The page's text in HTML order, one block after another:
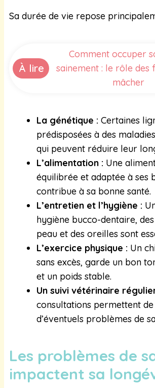
Sa durée de vie repose
À lire
Comment occuper
sainement : le rôle des
mâcher
La génétique : Certaines
prédisposées à des
qui peuvent réduire leur
L’alimentation : Une
équilibrée et adaptée à ses
contribue à sa bonne santé.
L’entretien et l’hygiène :
hygiène bucco-dentaire,
peau et des oreilles sont
L’exercice physique : Un
sans excès, garde un bon
et un poids stable.
Un suivi vétérinaire
consultations permettent
d’éventuels problèmes de
Les problèmes de
impactent sa